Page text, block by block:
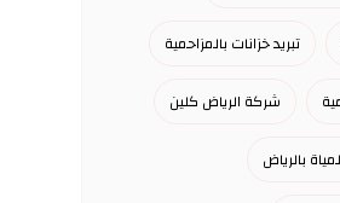
تبريد خزانات بالمزاحمية
شركة الرياض كلين
بالرياض